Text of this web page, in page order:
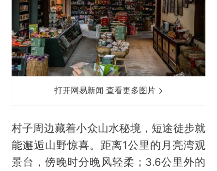
打开网易新闻 查看更多图片
村子周边藏着小众山水秘境，短途徒步就
能邂逅山野惊喜。距离1公里的月亮湾观
景台，傍晚时分晚风轻柔；3.6公里外的